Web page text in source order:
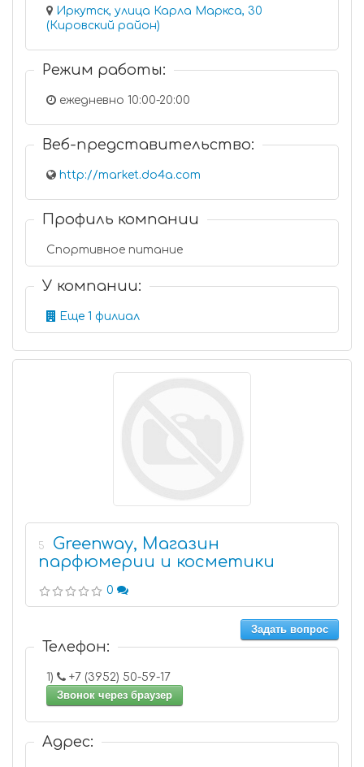
Иркутск, улица Карла Маркса, 30
(Кировский район)
Режим работы:
ежедневно 10:00-20:00
Веб-представительство:
http://market.do4a.com
Профиль компании
Спортивное питание
У компании:
Еще 1 филиал
5
Greenway, Магазин
парфюмерии и косметики
0
Задать вопрос
Телефон:
1)
+7 (3952) 50-59-17
Звонок через браузер
Адрес: